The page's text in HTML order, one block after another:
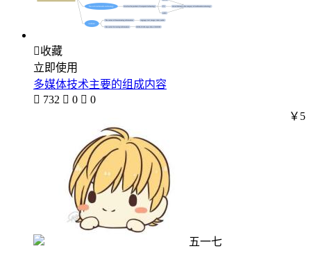
收藏
立即使用
多媒体技术主要的组成内容
 732  0  0
五一七
￥5